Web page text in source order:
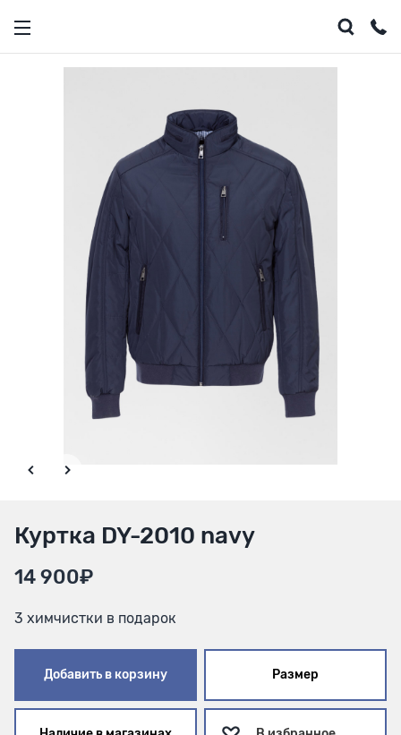
Куртка DY-2010 navy
14 900₽
3 химчистки в подарок
Добавить в корзину Размер